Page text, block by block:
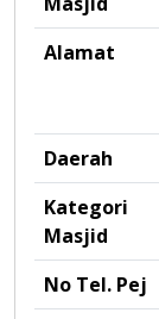
Alamat
Daerah
Kategori
Masjid
No Tel. Pej